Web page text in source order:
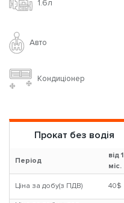
1.6л
Авто
Кондиціонер
Прокат без водія
Період
від 1
міс.
Ціна за добу(з ПДВ) 40$